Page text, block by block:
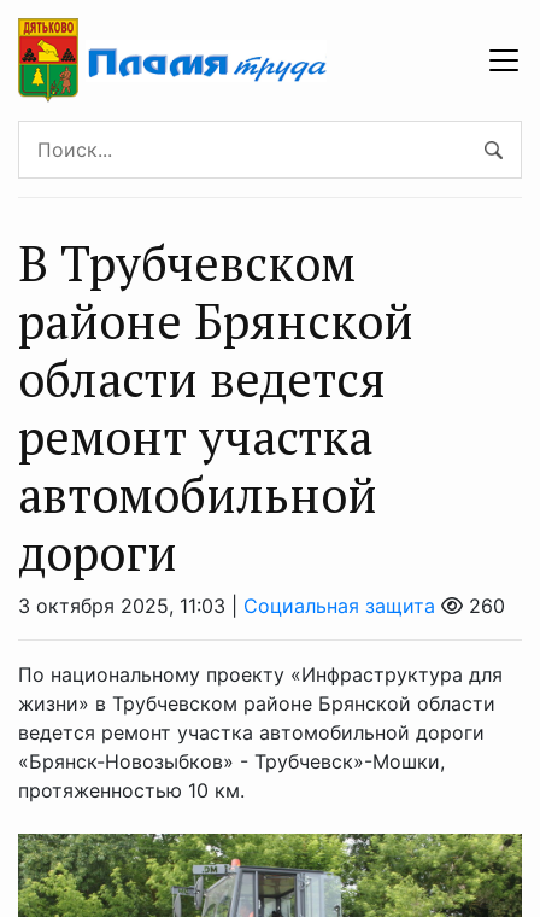
В Трубчевском
районе Брянской
области ведется
ремонт участка
автомобильной
дороги
3 октября 2025, 11:03 | Социальная защита 260
По национальному проекту «Инфраструктура для
жизни» в Трубчевском районе Брянской области
ведется ремонт участка автомобильной дороги
«Брянск-Новозыбков» - Трубчевск»-Мошки,
протяженностью 10 км.